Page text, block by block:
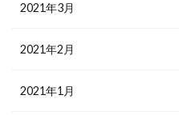
2021年3月
2021年2月
2021年1月